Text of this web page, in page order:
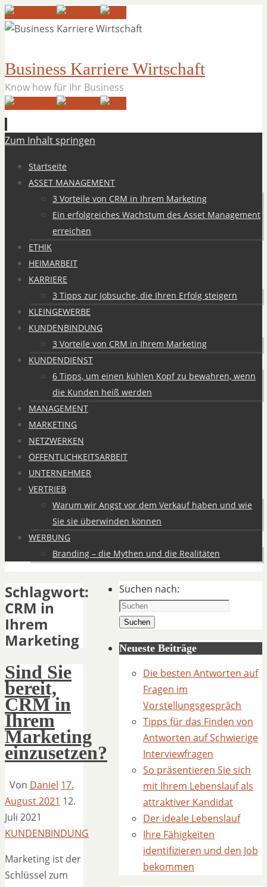
Business Karriere Wirtschaft
Know how für Ihr Business
Zum Inhalt springen
Startseite
ASSET MANAGEMENT
3 Vorteile von CRM in Ihrem Marketing
Ein erfolgreiches Wachstum des Asset Management
erreichen
ETHIK
HEIMARBEIT
KARRIERE
3 Tipps zur Jobsuche, die Ihren Erfolg steigern
KLEINGEWERBE
KUNDENBINDUNG
3 Vorteile von CRM in Ihrem Marketing
KUNDENDIENST
6 Tipps, um einen kühlen Kopf zu bewahren, wenn
die Kunden heiß werden
MANAGEMENT
MARKETING
NETZWERKEN
ÖFFENTLICHKEITSARBEIT
UNTERNEHMER
VERTRIEB
Warum wir Angst vor dem Verkauf haben und wie
Sie sie überwinden können
WERBUNG
Branding – die Mythen und die Realitäten
Schlagwort:
CRM in
Ihrem
Marketing
Sind Sie
bereit,
CRM in
Ihrem
Marketing
einzusetzen?
Von Daniel 17.
August 2021 12.
Juli 2021
KUNDENBINDUNG
Marketing ist der
Schlüssel zum
Suchen nach:
Suchen
Neueste Beiträge
Die besten Antworten auf
Fragen im
Vorstellungsgespräch
Tipps für das Finden von
Antworten auf Schwierige
Interviewfragen
So präsentieren Sie sich
mit Ihrem Lebenslauf als
attraktiver Kandidat
Der ideale Lebenslauf
Ihre Fähigkeiten
identifizieren und den Job
bekommen